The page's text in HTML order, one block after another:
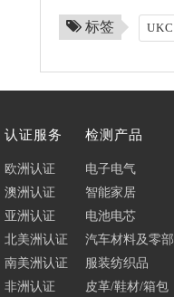
标签
认证服务
欧洲认证
澳洲认证
亚洲认证
北美洲认证
南美洲认证
非洲认证
检测产品
电子电气
智能家居
电池电芯
汽车材料及零
服装纺织品
皮革/鞋材/箱包